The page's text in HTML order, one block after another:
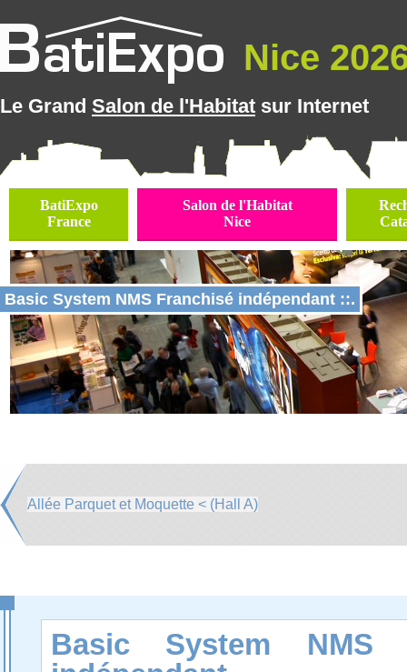
Nice
Le Grand Salon de l'Habitat sur Internet
BatiExpo
France
Salon de l'Habitat
Nice
Basic System NMS Franchisé indépendant ::.
Allée Parquet et Moquette < (Hall A)
Basic System NMS